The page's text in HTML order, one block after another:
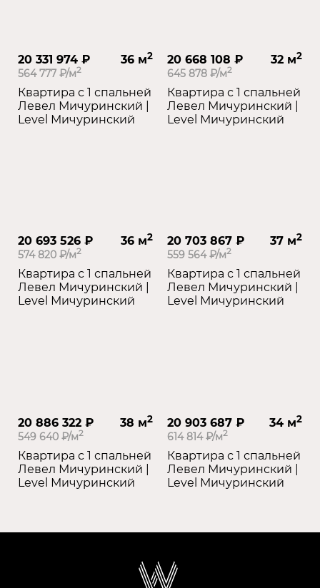
20 331 974 ₽ 36 м2
564 777 ₽/м2
Квартира с 1 спальней
Левел Мичуринский |
Level Мичуринский
20 668 108 ₽ 32 м2
645 878 ₽/м2
Квартира с 1 спальней
Левел Мичуринский |
Level Мичуринский
20 693 526 ₽ 36 м2
574 820 ₽/м2
Квартира с 1 спальней
Левел Мичуринский |
Level Мичуринский
20 703 867 ₽ 37 м2
559 564 ₽/м2
Квартира с 1 спальней
Левел Мичуринский |
Level Мичуринский
20 886 322 ₽ 38 м2
549 640 ₽/м2
Квартира с 1 спальней
Левел Мичуринский |
Level Мичуринский
20 903 687 ₽ 34 м2
614 814 ₽/м2
Квартира с 1 спальней
Левел Мичуринский |
Level Мичуринский